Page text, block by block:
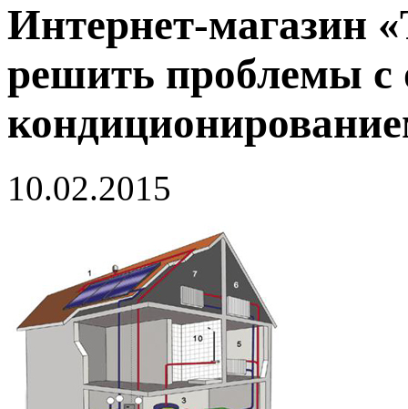
Интернет-магазин
решить проблемы с
10.02.2015